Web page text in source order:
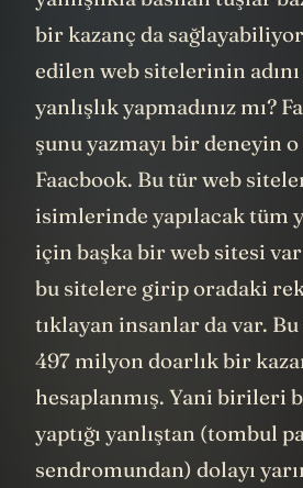
bir kazanç da
edilen web sitelerinin
yanlışlık yapmadınız mı?
şunu yazmayı bir deneyin
Faacbook. Bu tür web
isimlerinde yapılacak tüm
için başka bir web sitesi var
bu sitelere girip oradaki
tıklayan insanlar da var. Bu
497 milyon doarlık bir
hesaplanmış. Yani birileri
yaptığı yanlıştan (tombul
sendromundan) dolayı